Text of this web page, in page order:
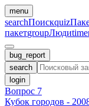
menu
searchПоискquiz
пакетgroupЛюди
bug_report
search
login
Вопрос 7
Кубок городов -